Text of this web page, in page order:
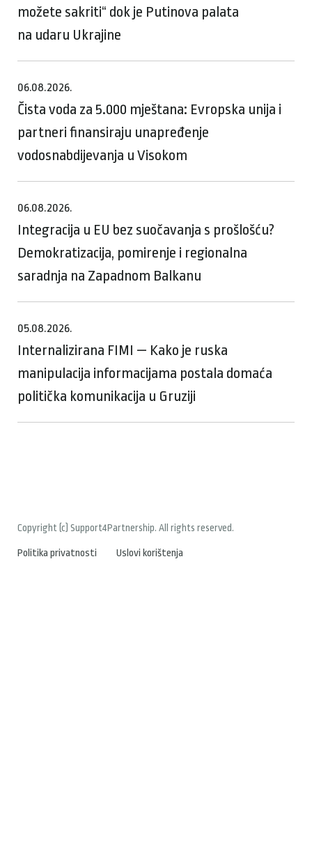
možete sakriti“ dok je Putinova palata
na udaru Ukrajine
06.08.2026.
Čista voda za 5.000 mještana: Evropska unija i
partneri finansiraju unapređenje
vodosnabdijevanja u Visokom
06.08.2026.
Integracija u EU bez suočavanja s prošlošću?
Demokratizacija, pomirenje i regionalna
saradnja na Zapadnom Balkanu
05.08.2026.
Internalizirana FIMI — Kako je ruska
manipulacija informacijama postala domaća
politička komunikacija u Gruziji
Copyright (c) Support4Partnership. All rights reserved.
Politika privatnosti Uslovi korištenja